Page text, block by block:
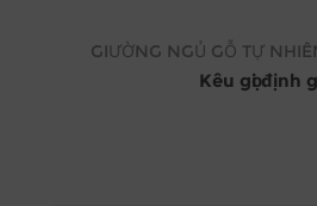
GIƯỜNG NGỦ GỖ TỰ
Kêu gọi định